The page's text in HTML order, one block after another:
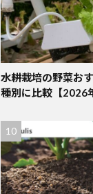
水耕栽培の野菜お
種別に比較【2026